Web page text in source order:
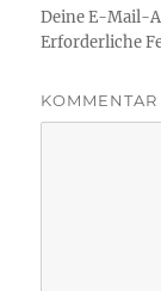
Deine E-Mail-
Erforderliche
KOMMENTAR